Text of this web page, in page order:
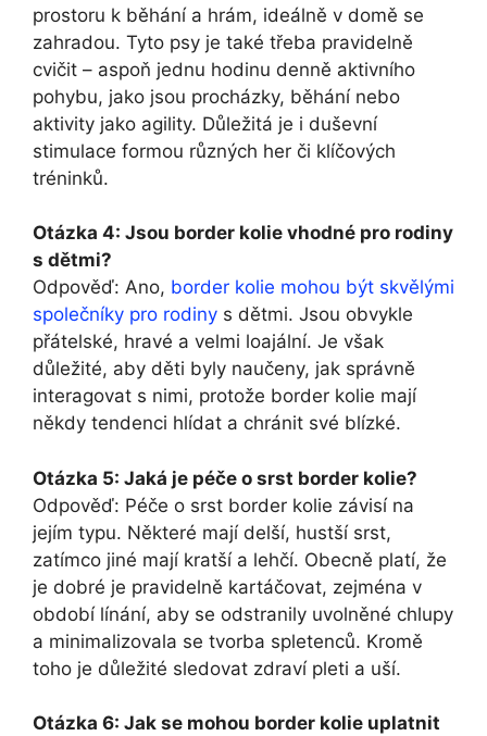
prostoru k běhání a hrám, ideálně v domě se
zahradou. Tyto psy je také třeba pravidelně
cvičit – aspoň jednu hodinu denně aktivního
pohybu, jako jsou procházky, běhání nebo
aktivity jako agility. Důležitá je i duševní
stimulace formou různých her či klíčových
tréninků.
Otázka 4: Jsou border kolie vhodné pro rodiny
s dětmi?
Odpověď: Ano, border kolie mohou být skvělými
společníky pro rodiny s dětmi. Jsou obvykle
přátelské, hravé a velmi loajální. Je však
důležité, aby děti byly naučeny, jak správně
interagovat s nimi, protože border kolie mají
někdy tendenci hlídat a chránit své blízké.
Otázka 5: Jaká je péče o srst border kolie?
Odpověď: Péče o srst border kolie závisí na
jejím typu. Některé mají delší, hustší srst,
zatímco jiné mají kratší a lehčí. Obecně platí, že
je dobré je pravidelně kartáčovat, zejména v
období línání, aby se odstranily uvolněné chlupy
a minimalizovala se tvorba spletenců. Kromě
toho je důležité sledovat zdraví pleti a uší.
Otázka 6: Jak se mohou border kolie uplatnit